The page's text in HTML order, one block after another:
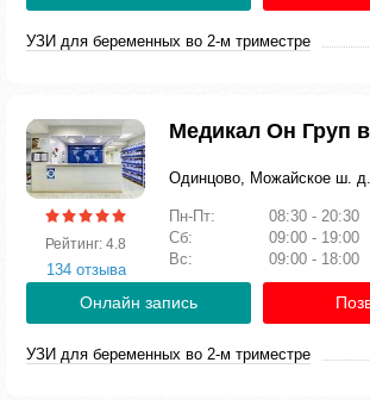
УЗИ для беременных во 2-м триместре
Рейтинг: 4.8
134 отзыва
Медикал Он Груп
Одинцово, Можайское ш.
Пн-Пт:
08:30 - 20:30
Сб:
09:00 - 19:00
Вс:
09:00 - 18:00
Онлайн запись
УЗИ для беременных во 2-м триместре